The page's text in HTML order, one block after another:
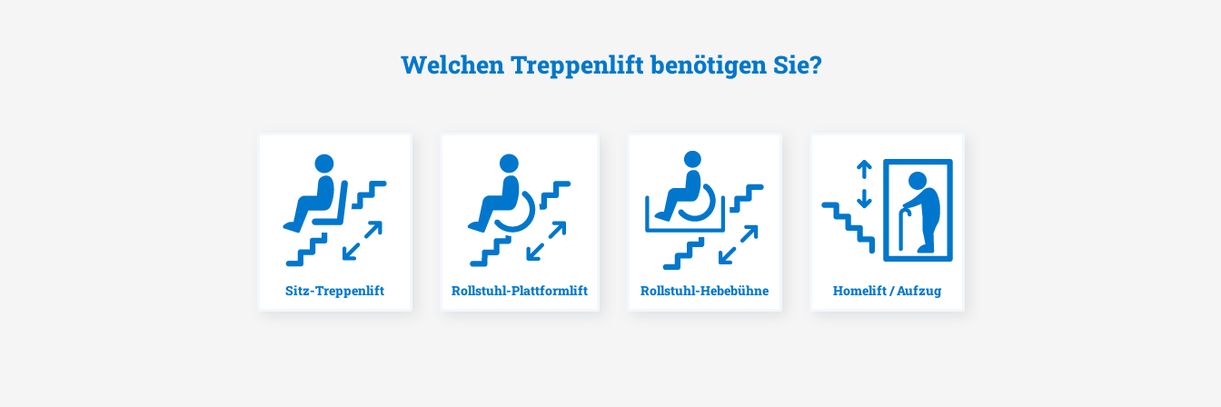
Welchen Treppenlift benötigen Sie?
Sitz-Treppenlift Rollstuhl-Plattformlift Rollstuhl-Hebebühne Homelift / Aufzug